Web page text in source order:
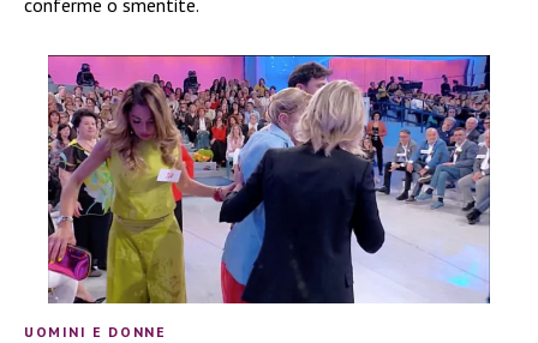
conferme o smentite.
UOMINI E DONNE